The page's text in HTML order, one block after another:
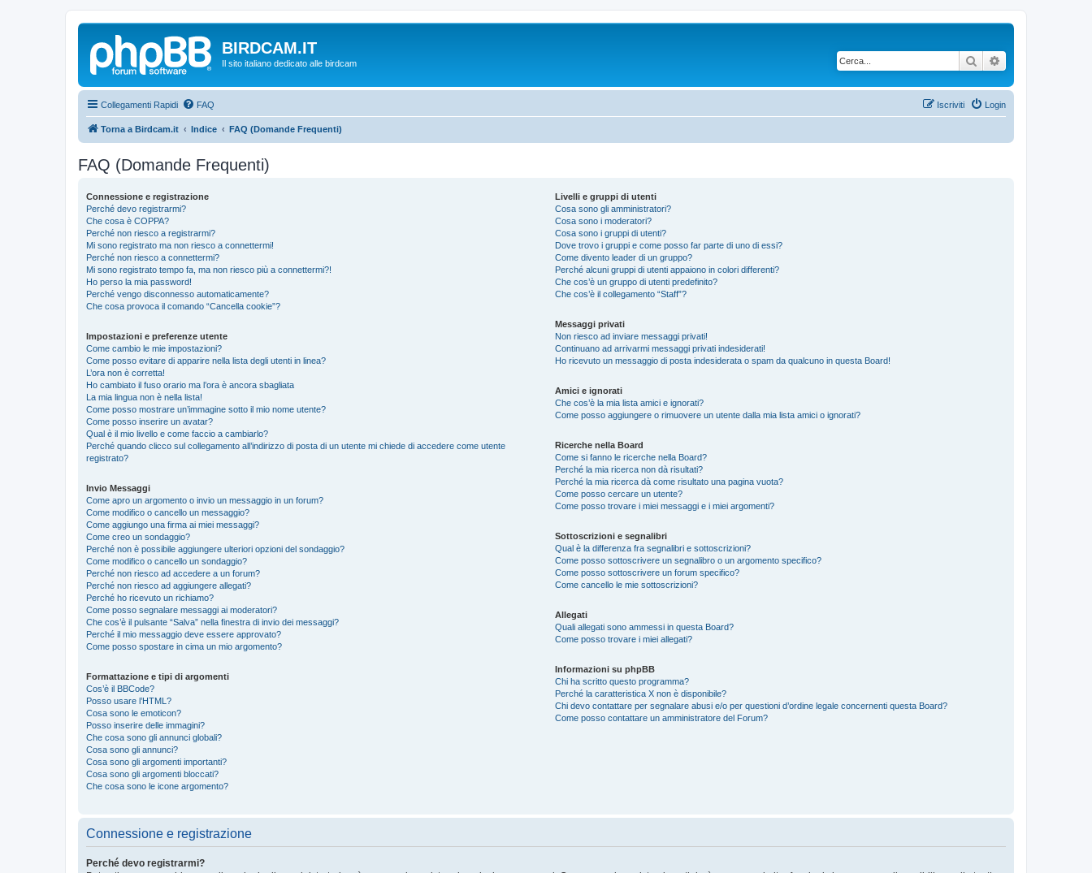
BIRDCAM.IT
Il sito italiano dedicato alle birdcam Cerca
Collegamenti Rapidi FAQ Login
Iscriviti
Torna a Birdcam.it Indice FAQ (Domande Frequenti)
FAQ (Domande Frequenti)
Connessione e registrazione
Perché devo registrarmi?
Che cosa è COPPA?
Perché non riesco a registrarmi?
Mi sono registrato ma non riesco a connettermi!
Perché non riesco a connettermi?
Mi sono registrato tempo fa, ma non riesco più a connettermi?!
Ho perso la mia password!
Perché vengo disconnesso automaticamente?
Che cosa provoca il comando “Cancella cookie”?
Impostazioni e preferenze utente
Come cambio le mie impostazioni?
Come posso evitare di apparire nella lista degli utenti in linea?
L’ora non è corretta!
Ho cambiato il fuso orario ma l’ora è ancora sbagliata
La mia lingua non è nella lista!
Come posso mostrare un’immagine sotto il mio nome utente?
Come posso inserire un avatar?
Qual è il mio livello e come faccio a cambiarlo?
Perché quando clicco sul collegamento all’indirizzo di posta di un utente mi chiede di accedere come utente
registrato?
Invio Messaggi
Come apro un argomento o invio un messaggio in un forum?
Come modifico o cancello un messaggio?
Come aggiungo una firma ai miei messaggi?
Come creo un sondaggio?
Perché non è possibile aggiungere ulteriori opzioni del sondaggio?
Come modifico o cancello un sondaggio?
Perché non riesco ad accedere a un forum?
Perché non riesco ad aggiungere allegati?
Perché ho ricevuto un richiamo?
Come posso segnalare messaggi ai moderatori?
Che cos’è il pulsante “Salva” nella finestra di invio dei messaggi?
Perché il mio messaggio deve essere approvato?
Come posso spostare in cima un mio argomento?
Formattazione e tipi di argomenti
Cos’è il BBCode?
Posso usare l’HTML?
Cosa sono le emoticon?
Posso inserire delle immagini?
Che cosa sono gli annunci globali?
Cosa sono gli annunci?
Cosa sono gli argomenti importanti?
Cosa sono gli argomenti bloccati?
Che cosa sono le icone argomento?
Livelli e gruppi di utenti
Cosa sono gli amministratori?
Cosa sono i moderatori?
Cosa sono i gruppi di utenti?
Dove trovo i gruppi e come posso far parte di uno di essi?
Come divento leader di un gruppo?
Perché alcuni gruppi di utenti appaiono in colori differenti?
Che cos’è un gruppo di utenti predefinito?
Che cos’è il collegamento “Staff”?
Messaggi privati
Non riesco ad inviare messaggi privati!
Continuano ad arrivarmi messaggi privati indesiderati!
Ho ricevuto un messaggio di posta indesiderata o spam da qualcuno in questa Board!
Amici e ignorati
Che cos’è la mia lista amici e ignorati?
Come posso aggiungere o rimuovere un utente dalla mia lista amici o ignorati?
Ricerche nella Board
Come si fanno le ricerche nella Board?
Perché la mia ricerca non dà risultati?
Perché la mia ricerca dà come risultato una pagina vuota?
Come posso cercare un utente?
Come posso trovare i miei messaggi e i miei argomenti?
Sottoscrizioni e segnalibri
Qual è la differenza fra segnalibri e sottoscrizioni?
Come posso sottoscrivere un segnalibro o un argomento specifico?
Come posso sottoscrivere un forum specifico?
Come cancello le mie sottoscrizioni?
Allegati
Quali allegati sono ammessi in questa Board?
Come posso trovare i miei allegati?
Informazioni su phpBB
Chi ha scritto questo programma?
Perché la caratteristica X non è disponibile?
Chi devo contattare per segnalare abusi e/o per questioni d’ordine legale concernenti questa Board?
Come posso contattare un amministratore del Forum?
Connessione e registrazione
Perché devo registrarmi?